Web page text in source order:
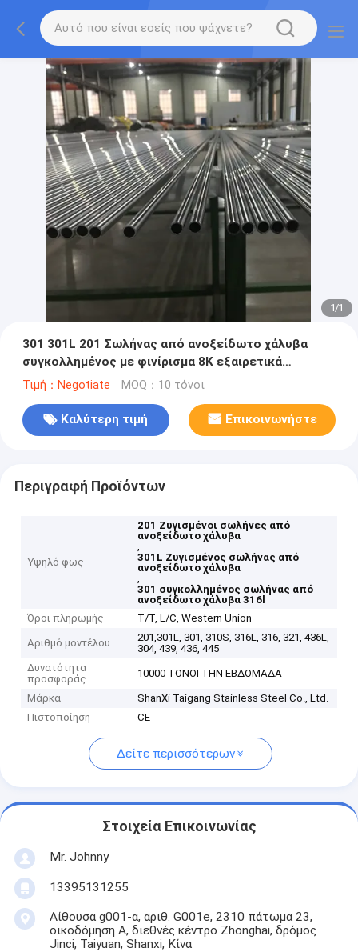
1/1
301 301L 201 Σωλήνας από ανοξείδωτο χάλυβα
συγκολλημένος με φινίρισμα 8K εξαιρετικά
γυαλισμένο για διακοσμητικούς σκοπούς
Τιμή：Negotiate MOQ：10 τόνοι
Καλύτερη τιμή Επικοινωνήστε
Περιγραφή Προϊόντων
Υψηλό φως
201 Ζυγισμένοι σωλήνες από
ανοξείδωτο χάλυβα
,
301L Ζυγισμένος σωλήνας από
ανοξείδωτο χάλυβα
,
301 συγκολλημένος σωλήνας από
ανοξείδωτο χάλυβα 316l
Όροι πληρωμής
T/T, L/C, Western Union
Αριθμό μοντέλου
201,301L, 301, 310S, 316L, 316, 321, 436L,
304, 439, 436, 445
Δυνατότητα
προσφοράς
10000 ΤΟΝΟΙ ΤΗΝ ΕΒΔΟΜΑΔΑ
Μάρκα
ShanXi Taigang Stainless Steel Co., Ltd.
Πιστοποίηση
CE
Δείτε περισσότερων
Στοιχεία Επικοινωνίας
Mr. Johnny
13395131255
Αίθουσα g001-α, αριθ. G001e, 2310 πάτωμα 23,
οικοδόμηση Α, διεθνές κέντρο Zhonghai, δρόμος
Jinci, Taiyuan, Shanxi, Κίνα